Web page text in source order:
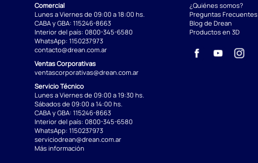
Comercial
Lunes a Viernes de 09:00 a 18:00 hs.
CABA y GBA: 115246-8663
Interior del país: 0800-345-6580
WhatsApp: 1150237973
contacto@drean.com.ar
Ventas Corporativas
ventascorporativas@drean.com.ar
Servicio Técnico
Lunes a Viernes de 09:00 a 19:30 hs.
Sábados de 09:00 a 14:00 hs.
CABA y GBA: 115246-8663
Interior del país: 0800-345-6580
WhatsApp: 1150237973
serviciodrean@drean.com.ar
Más información
¿Quiénes somos?
Preguntas Frecuentes
Blog de Drean
Productos en 3D